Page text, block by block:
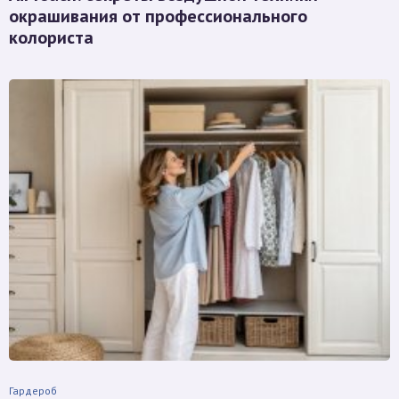
окрашивания от профессионального
колориста
Гардероб